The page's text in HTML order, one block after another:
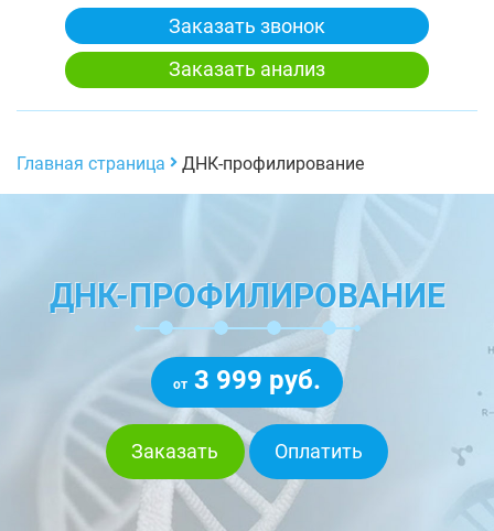
Заказать звонок
Заказать анализ
Главная страница ДНК-профилирование
ДНК-ПРОФИЛИРОВАНИЕ
от 3 999 руб.
Заказать Оплатить